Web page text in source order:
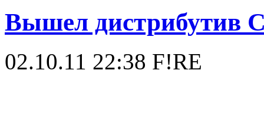
Вышел дистрибутив
02.10.11 22:38 F!RE